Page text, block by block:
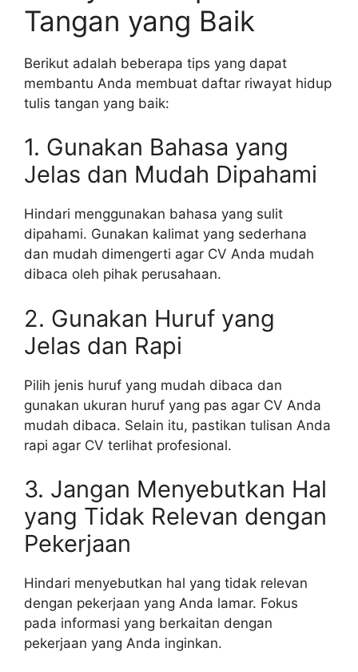
Tangan yang Baik
Berikut adalah beberapa tips yang dapat
membantu Anda membuat daftar riwayat hidup
tulis tangan yang baik:
1. Gunakan Bahasa yang
Jelas dan Mudah Dipahami
Hindari menggunakan bahasa yang sulit
dipahami. Gunakan kalimat yang sederhana
dan mudah dimengerti agar CV Anda mudah
dibaca oleh pihak perusahaan.
2. Gunakan Huruf yang
Jelas dan Rapi
Pilih jenis huruf yang mudah dibaca dan
gunakan ukuran huruf yang pas agar CV Anda
mudah dibaca. Selain itu, pastikan tulisan Anda
rapi agar CV terlihat profesional.
3. Jangan Menyebutkan Hal
yang Tidak Relevan dengan
Pekerjaan
Hindari menyebutkan hal yang tidak relevan
dengan pekerjaan yang Anda lamar. Fokus
pada informasi yang berkaitan dengan
pekerjaan yang Anda inginkan.